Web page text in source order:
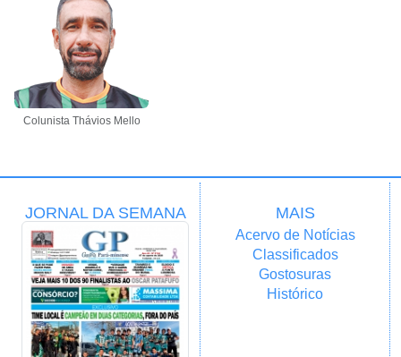
Colunista Thávios Mello
JORNAL DA SEMANA MAIS
Acervo de Notícias
Classificados
Gostosuras
Histórico